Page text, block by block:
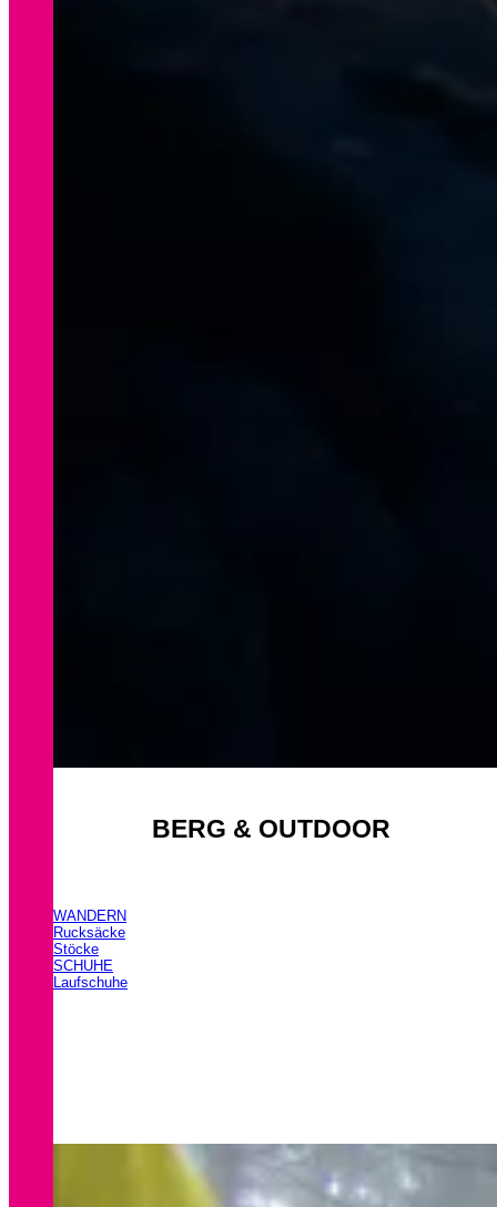
BERG & OUTDOOR
WANDERN
Rucksäcke
Stöcke
SCHUHE
Laufschuhe